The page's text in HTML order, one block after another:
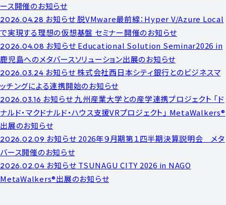
ース開催のお知らせ
2026.04.28 お知らせ 脱VMware最前線：Hyper V/Azure Local
で実現する理想の仮想基盤 セミナー開催のお知らせ
2026.04.08 お知らせ Educational Solution Seminar2026 in
鹿児島へのメタバースソリューション出展のお知らせ
2026.03.24 お知らせ株式会社西日本シティ銀行とのビジネスマ
ッチングによる連携開始のお知らせ
2026.03.16 お知らせ 九州産業大学との産学連携プロジェクト 「ド
ナルド・マクドナルド・ハウス支援VRプロジェクト」 MetaWalkers®
出展のお知らせ
2026.02.09 お知らせ 2026年９月期第１四半期決算説明会 メタ
バース開催のお知らせ
2026.02.04 お知らせ TSUNAGU CITY 2026 in NAGO
MetaWalkers®出展のお知らせ